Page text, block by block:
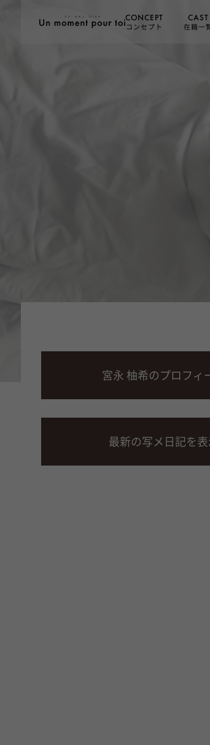
CONCEPT
コンセプト
CAST
在籍一
宮永 柚希のプロフィ
最新の写メ日記を表